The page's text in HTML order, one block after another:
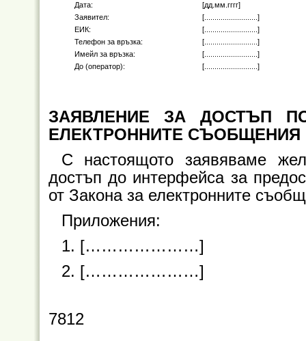
Дата:
[дд.мм.гггг]
Заявител:
[..........................]
ЕИК:
[..........................]
Телефон за връзка:
[..........................]
Имейл за връзка:
[..........................]
До (оператор):
[..........................]
ЗАЯВЛЕНИЕ ЗА ДОСТЪП
ЕЛЕКТРОННИТЕ СЪОБЩЕНИЯ
С настоящото заявяваме
достъп до интерфейса за
от Закона за електронните
Приложения:
1. […………………]
2. […………………]
7812